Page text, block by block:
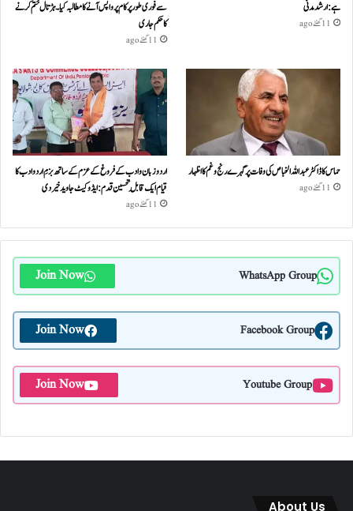
ہے: ارشد مدنی
11 گھنٹے ago
سے فوری طور پر کام پر واپس آنے کا مطالبہ کیا۔ہڑتال ختم کرنے
کا حکم جاری
11 گھنٹے ago
حماس کا ڈاکٹر عبداللہ الخباص کی وفات پر گہرے رنج وغم کااظہار
11 گھنٹے ago
اردو زبان و ادب کے فروغ کے عزم کے ساتھ بزمِ اردو ادب کا
قیام ایک قابلِ تحسین قدم : ایڈوکیٹ جاوید خیردی
11 گھنٹے ago
WhatsApp Group
Join Now
Facebook Group
Join Now
Youtube Group
Join Now
About Us